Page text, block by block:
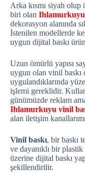
Arka kısmı siyah olup
biri olan Ihlamurkuyu
dekorasyon alanında
İstenilen modellerde
uygun dijital baskı
Uzun ömürlü yapısı
uygun olan vinil baskı
uygulandıklarında
işlemi gereklidir.
günümüzde reklam
Ihlamurkuyu vinil
alan iletişim
Vinil baskı, bir baskı
ve dayanıklı bir
üzerine dijital baskı
şekillendirilir.